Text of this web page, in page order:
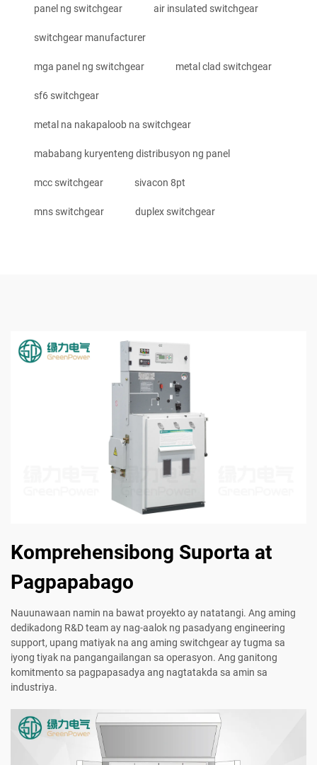
panel ng switchgear air insulated switchgear
switchgear manufacturer
mga panel ng switchgear metal clad switchgear
sf6 switchgear
metal na nakapaloob na switchgear
mababang kuryenteng distribusyon ng panel
mcc switchgear sivacon 8pt
mns switchgear duplex switchgear
Komprehensibong Suporta at
Pagpapabago
Nauunawaan namin na bawat proyekto ay natatangi. Ang aming
dedikadong R&D team ay nag-aalok ng pasadyang engineering
support, upang matiyak na ang aming switchgear ay tugma sa
iyong tiyak na pangangailangan sa operasyon. Ang ganitong
komitmento sa pagpapasadya ang nagtatakda sa amin sa
industriya.